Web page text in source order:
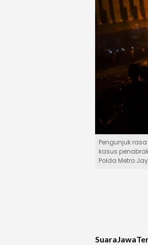
Pengunjuk
kasus
Polda Metro